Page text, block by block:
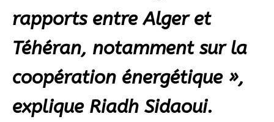
rapports entre Alger et
Téhéran, notamment sur la
coopération énergétique »,
explique Riadh Sidaoui.